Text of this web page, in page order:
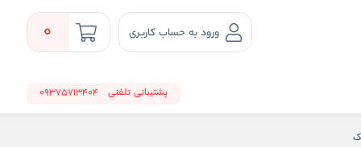
ورود به حساب کاربری 0
پشتیبانی تلفنی 09375713404